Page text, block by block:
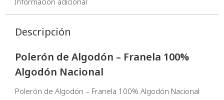
Descripción
Polerón de Algodón – Franela 100%
Algodón Nacional
Polerón de Algodón – Franela 100% Algodón Nacional